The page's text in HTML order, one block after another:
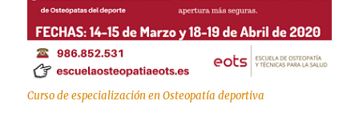
Curso de especialización en Osteopatía deportiva